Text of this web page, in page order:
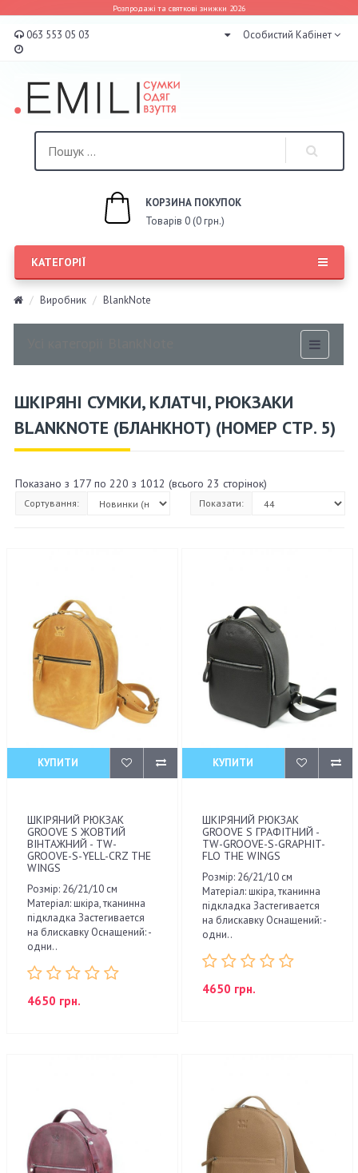
Розпродажі та святкові знижки 2026
063 553 05 03 Особистий Кабінет
КОРЗИНА ПОКУПОК
Товарів 0 (0 грн.)
КАТЕГОРІЇ
Виробник BlankNote
ШКІРЯНІ СУМКИ, КЛАТЧІ, РЮКЗАКИ
BLANKNOTE (БЛАНКНОТ) (НОМЕР СТР. 5)
Показано з 177 по 220 з 1012 (всього 23 сторінок)
Сортування: Показати:
КУПИТИ
ШКІРЯНИЙ РЮКЗАК
GROOVE S ЖОВТИЙ
ВІНТАЖНИЙ - TW-
GROOVE-S-YELL-CRZ THE
WINGS
Розмір: 26/21/10 см
Матеріал: шкіра, тканинна
підкладка Застегивается
на блискавку Оснащений: -
одни..
4650 грн.
КУПИТИ
ШКІРЯНИЙ РЮКЗАК
GROOVE S ГРАФІТНИЙ -
TW-GROOVE-S-GRAPHIT-
FLO THE WINGS
Розмір: 26/21/10 см
Матеріал: шкіра, тканинна
підкладка Застегивается
на блискавку Оснащений: -
одни..
4650 грн.